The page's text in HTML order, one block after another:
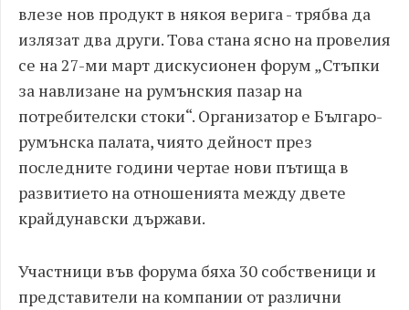
влезе нов продукт в някоя верига - трябва да
излязат два други. Това стана ясно на провелия
се на 27-ми март дискусионен форум „Стъпки
за навлизане на румънския пазар на
потребителски стоки“. Организатор е Българо-
румънска палата, чиято дейност през
последните години чертае нови пътища в
развитието на отношенията между двете
крайдунавски държави.
Участници във форума бяха 30 собственици и
представители на компании от различни